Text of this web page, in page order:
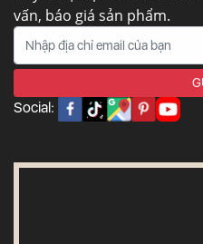
vấn, báo giá sản phẩm.
Social: